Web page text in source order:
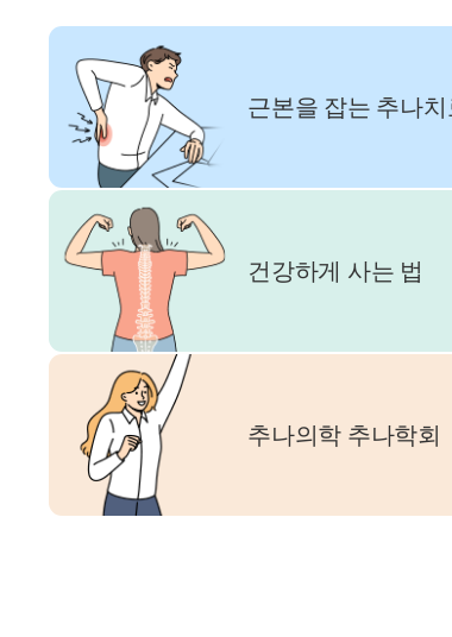
근본을 잡는 추나치
건강하게 사는 법
추나의학 추나학회